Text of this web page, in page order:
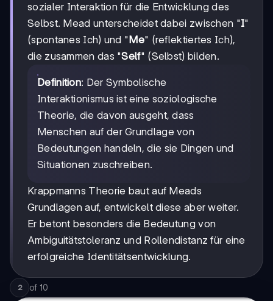
sozialer Interaktion für die Entwicklung des
Selbst. Mead unterscheidet dabei zwischen "I"
(spontanes Ich) und "Me" (reflektiertes Ich),
die zusammen das "Self" (Selbst) bilden.
Definition: Der Symbolische
Interaktionismus ist eine soziologische
Theorie, die davon ausgeht, dass
Menschen auf der Grundlage von
Bedeutungen handeln, die sie Dingen und
Situationen zuschreiben.
Krappmanns Theorie baut auf Meads
Grundlagen auf, entwickelt diese aber weiter.
Er betont besonders die Bedeutung von
Ambiguitätstoleranz und Rollendistanz für eine
erfolgreiche Identitätsentwicklung.
2 of 10